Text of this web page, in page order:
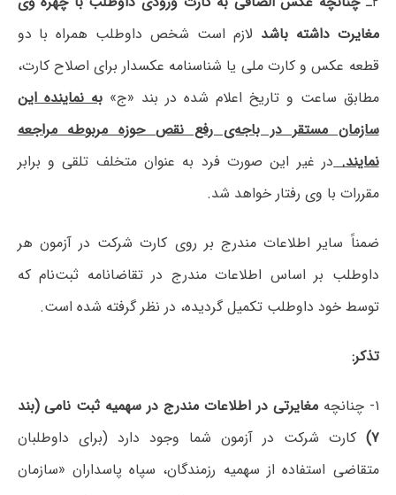
مغایرت داشته باشد لازم است شخص داوطلب همراه با دو
قطعه عکس و کارت ملی یا شناسنامه عکسدار برای اصلاح کارت،
مطابق ساعت و تاریخ اعلام شده در بند «ج»به نماینده این
سازمان مستقر در باجه‌ی رفع نقص حوزه مربوطه مراجعه
نمایند.در غیر این صورت فرد به عنوان متخلف تلقی و برابر
مقررات با وی رفتار خواهد شد.
ضمناً سایر اطلاعات مندرج بر روی کارت شرکت در آزمون هر
داوطلب بر اساس اطلاعات مندرج در تقاضانامه ثبت‌نام که
توسط خود داوطلب تکمیل گردیده، در نظر گرفته شده است.
تذکر:
۱- چنانچه
مغایرتی در اطلاعات مندرج در سهمیه ثبت نامی (بند
۷)
کارت شرکت در آزمون شما وجود دارد (برای داوطلبان
متقاضی استفاده از سهمیه رزمندگان، سپاه پاسداران «سازمان